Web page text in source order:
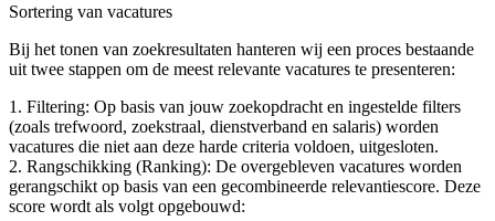
Sortering van vacatures
Bij het tonen van zoekresultaten hanteren wij een proces bestaande
uit twee stappen om de meest relevante vacatures te presenteren:
1. Filtering: Op basis van jouw zoekopdracht en ingestelde filters
(zoals trefwoord, zoekstraal, dienstverband en salaris) worden
vacatures die niet aan deze harde criteria voldoen, uitgesloten.
2. Rangschikking (Ranking): De overgebleven vacatures worden
gerangschikt op basis van een gecombineerde relevantiescore. Deze
score wordt als volgt opgebouwd: